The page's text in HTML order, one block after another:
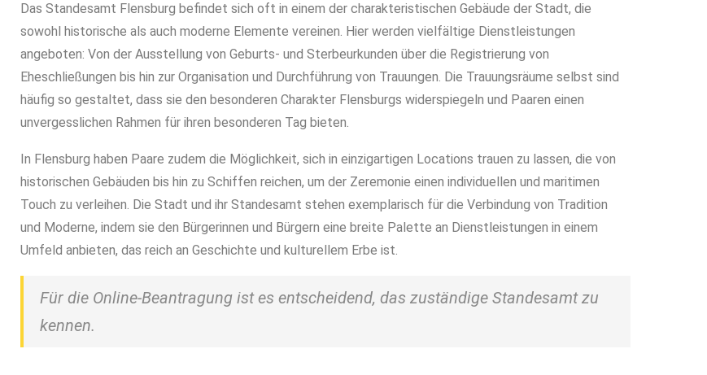
Das Standesamt Flensburg befindet sich oft in einem der charakteristischen Gebäude der Stadt, die
sowohl historische als auch moderne Elemente vereinen. Hier werden vielfältige Dienstleistungen
angeboten: Von der Ausstellung von Geburts- und Sterbeurkunden über die Registrierung von
Eheschließungen bis hin zur Organisation und Durchführung von Trauungen. Die Trauungsräume selbst sind
häufig so gestaltet, dass sie den besonderen Charakter Flensburgs widerspiegeln und Paaren einen
unvergesslichen Rahmen für ihren besonderen Tag bieten.
In Flensburg haben Paare zudem die Möglichkeit, sich in einzigartigen Locations trauen zu lassen, die von
historischen Gebäuden bis hin zu Schiffen reichen, um der Zeremonie einen individuellen und maritimen
Touch zu verleihen. Die Stadt und ihr Standesamt stehen exemplarisch für die Verbindung von Tradition
und Moderne, indem sie den Bürgerinnen und Bürgern eine breite Palette an Dienstleistungen in einem
Umfeld anbieten, das reich an Geschichte und kulturellem Erbe ist.
Für die Online-Beantragung ist es entscheidend, das zuständige Standesamt zu
kennen.